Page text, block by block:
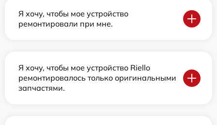
Я хочу, чтобы мое устройство
ремонтировали при мне.
Я хочу, чтобы мое устройство Riello
ремонтировалось только оригинальными
запчастями.